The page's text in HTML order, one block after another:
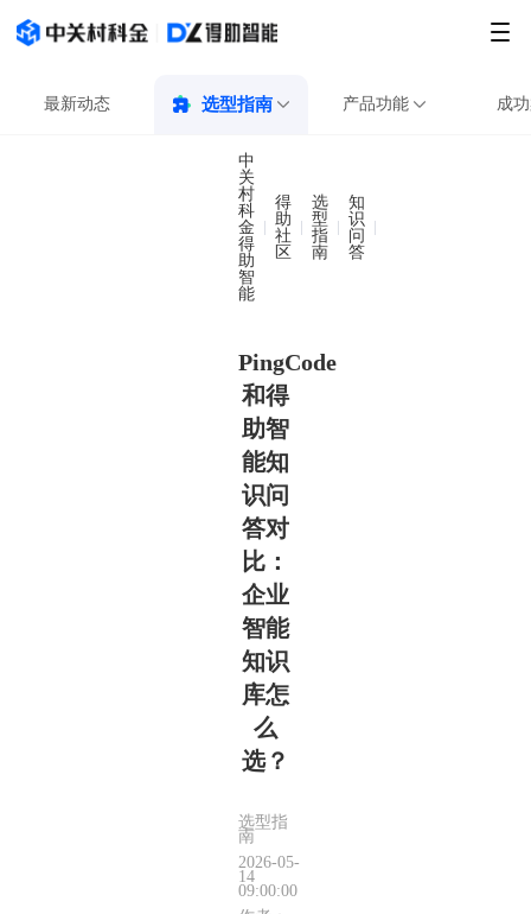
最新动态 选型指南 产品功能 成
中
关
村
科
金
得
助
智
能
得
助
社
区
选
型
指
南
知
识
问
答
PingCode‌
和得
助智
能知
识问
答对
比：
企业
智能
知识
库怎
么
选？
选型指
南
2026-05-
14
09:00:00